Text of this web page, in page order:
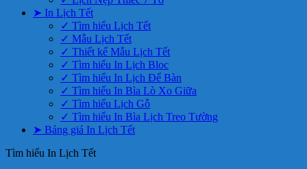
➤ In Lịch Tết
✓ Tìm hiểu Lịch Tết
✓ Mẫu Lịch Tết
✓ Thiết kế Mẫu Lịch Tết
✓ Tìm hiểu In Lịch Bloc
✓ Tìm hiểu In Lịch Để Bàn
✓ Tìm hiểu In Bìa Lò Xo Giữa
✓ Tìm hiểu Lịch Gỗ
✓ Tìm hiểu In Bìa Lịch Treo Tường
➤ Bảng giá In Lịch Tết
Tìm hiểu In Lịch Tết